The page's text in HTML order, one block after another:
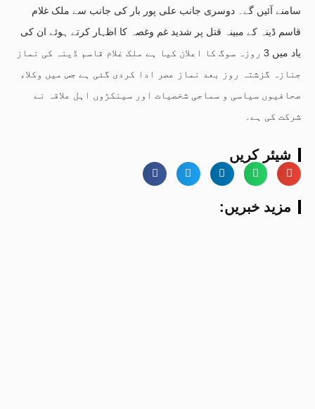
سامنے آئیں گے۔ دوسری جانب علی پور بار کی جانب سے ملک غلام
قاسم ڈینہ کے مبینہ قتل پر شدید غم وغصہ کا اظہار کرتے ہوئے ان کی
یاد میں 3 روزہ سوگ کا اعلان کیا ہے ملک غلام قاسم ڈینہ کی نماز
جنازہ گزشتہ روز بعد نماز عصر ادا کردی گئی ہے جس میں وکلاء
صحافیوں سیاسی و سماجی شخصیات اور سینکڑوں اہل علاقہ نے
شرکت کی ہے۔
شیئر کریں
:مزید خبریں